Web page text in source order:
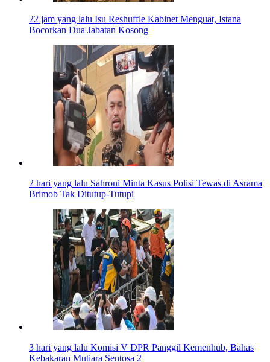
22 jam yang lalu Isu Reshuffle Kabinet Menguat, Istana
Bocorkan Dua Jabatan Kosong
2 hari yang lalu Sahroni Minta Kasus Polisi Tewas di Asrama
Brimob Tak Ditutup-Tutupi
3 hari yang lalu Komisi V DPR Panggil Kemenhub, Bahas
Kebakaran Mutiara Sentosa 2